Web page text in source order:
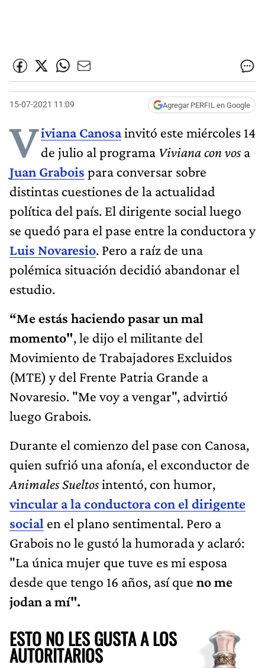
15-07-2021 11:09 Agregar PERFIL en Google
Viviana Canosainvitó este miércoles 14
de julio al programa Viviana con vosa
Juan Grabois para conversar sobre
distintas cuestiones de la actualidad
política del país. El dirigente social luego
se quedó para el pase entre la conductora y
Luis Novaresio. Pero a raíz de una
polémica situación decidió abandonar el
estudio.
“Me estás haciendo pasar un mal
momento", le dijo el militante del
Movimiento de Trabajadores Excluidos
(MTE) y del Frente Patria Grande a
Novaresio. "Me voy a vengar", advirtió
luego Grabois.
Durante el comienzo del pase con Canosa,
quien sufrió una afonía, el exconductor de
Animales Sueltosintentó, con humor,
vincular a la conductora con el dirigente
social en el plano sentimental. Pero a
Grabois no le gustó la humorada y aclaró:
"La única mujer que tuve es mi esposa
desde que tengo 16 años, así que no me
jodan a mí".
ESTO NO LES GUSTA A LOS
AUTORITARIOS